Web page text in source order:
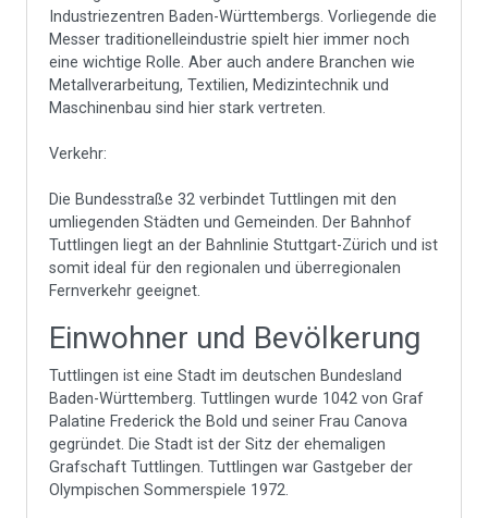
Industriezentren Baden-Württembergs. Vorliegende die
Messer traditionelleindustrie spielt hier immer noch
eine wichtige Rolle. Aber auch andere Branchen wie
Metallverarbeitung, Textilien, Medizintechnik und
Maschinenbau sind hier stark vertreten.
Verkehr:
Die Bundesstraße 32 verbindet Tuttlingen mit den
umliegenden Städten und Gemeinden. Der Bahnhof
Tuttlingen liegt an der Bahnlinie Stuttgart-Zürich und ist
somit ideal für den regionalen und überregionalen
Fernverkehr geeignet.
Einwohner und Bevölkerung
Tuttlingen ist eine Stadt im deutschen Bundesland
Baden-Württemberg. Tuttlingen wurde 1042 von Graf
Palatine Frederick the Bold und seiner Frau Canova
gegründet. Die Stadt ist der Sitz der ehemaligen
Grafschaft Tuttlingen. Tuttlingen war Gastgeber der
Olympischen Sommerspiele 1972.